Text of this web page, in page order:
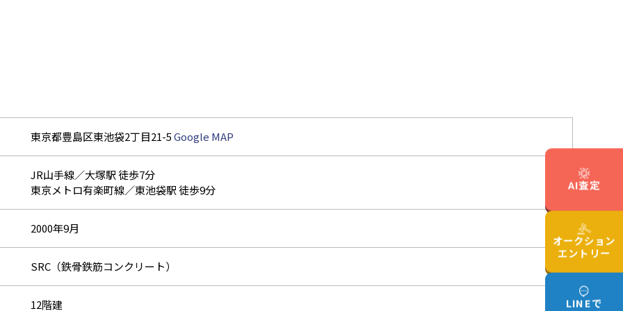
東京都豊島区東池袋2丁目21-5Google MAP
JR山手線／大塚駅 徒歩7分
東京メトロ有楽町線／東池袋駅 徒歩9分
2000年9月
SRC（鉄骨鉄筋コンクリート）
12階建
AI査定
オークション
エントリー
LINEで